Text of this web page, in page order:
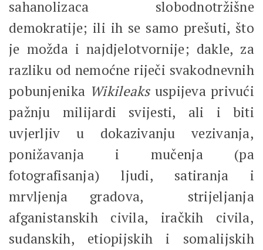
sahanolizaca slobodnotržišne
demokratije; ili ih se samo prešuti, što
je možda i najdjelotvornije; dakle, za
razliku od nemoćne riječi svakodnevnih
pobunjenika Wikileaksuspijeva privući
pažnju milijardi svijesti, ali i biti
uvjerljiv u dokazivanju vezivanja,
ponižavanja i mučenja (pa
fotografisanja) ljudi, satiranja i
mrvljenja gradova, strijeljanja
afganistanskih civila, iračkih civila,
sudanskih, etiopijskih i somalijskih